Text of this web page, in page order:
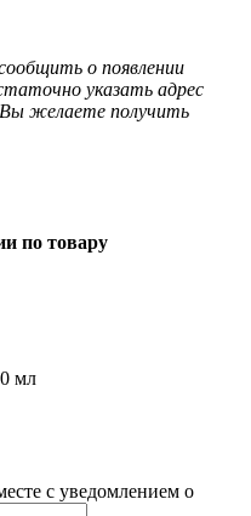
о появлении
указать адрес
желаете получить
по товару
мл
с уведомлением о